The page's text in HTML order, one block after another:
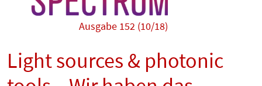
Ausgabe 152 (10/18)
Light sources & photonic